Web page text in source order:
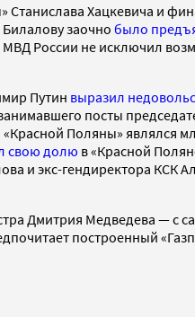
Станислава Хацкевича и
заочно было
России не исключил
Путин выразил
посты
Поляны» являлся
свою долю в «Красной
и экс-гендиректора КСК
Дмитрия Медведева — с
построенный